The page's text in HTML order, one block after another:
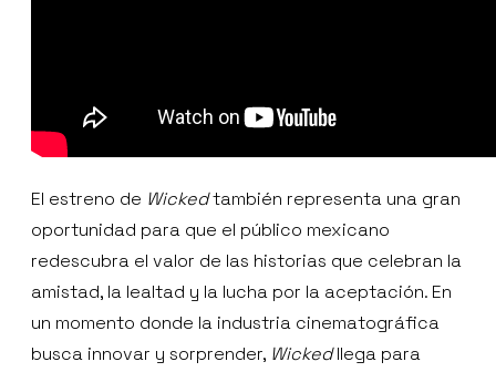
El estreno de Wickedtambién representa una gran
oportunidad para que el público mexicano
redescubra el valor de las historias que celebran la
amistad, la lealtad y la lucha por la aceptación. En
un momento donde la industria cinematográfica
busca innovar y sorprender, Wickedllega para